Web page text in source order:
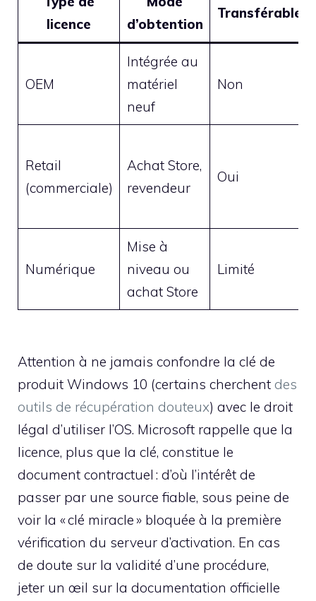
licence
d’obtention
Transférable
OEM
Intégrée au
matériel
neuf
Non
Retail
(commerciale)
Achat Store,
revendeur
Oui
Numérique
Mise à
niveau ou
achat Store
Limité
Attention à ne jamais confondre la clé de
produit Windows 10 (certains cherchent des
outils de récupération douteux) avec le droit
légal d’utiliser l’OS. Microsoft rappelle que la
licence, plus que la clé, constitue le
document contractuel : d’où l’intérêt de
passer par une source fiable, sous peine de
voir la « clé miracle » bloquée à la première
vérification du serveur d’activation. En cas
de doute sur la validité d’une procédure,
jeter un œil sur la documentation officielle